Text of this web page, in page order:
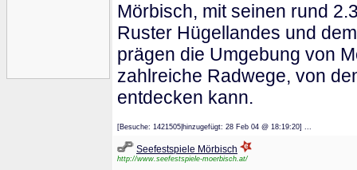
Mörbisch, mit seinen rund
Ruster Hügellandes und
prägen die Umgebung von
zahlreiche Radwege, von
entdecken kann.
[Besuche: 1421505|hinzugefügt: 28 Feb 04 @ 18:19:20] ...
Seefestspiele Mörbisch
http://www.seefestspiele-moerbisch.at/